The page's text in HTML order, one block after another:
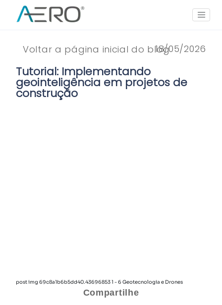
18/05/2026
Voltar a página inicial do blog
Tutorial: Implementando
geointeligência em projetos de
construção
post img 69c8a1b6b5dd40.43696853 1 - 6 Geotecnologia e Drones
Compartilhe